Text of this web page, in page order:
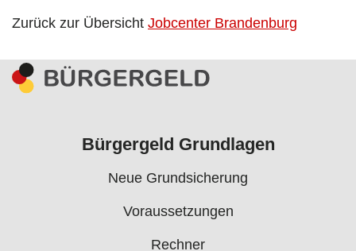
Zurück zur Übersicht Jobcenter Brandenburg
Bürgergeld Grundlagen
Neue Grundsicherung
Voraussetzungen
Rechner